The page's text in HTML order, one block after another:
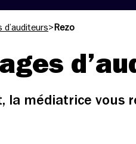
d’auditeurs> Rezo
la médiatrice vous